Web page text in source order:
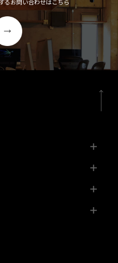
るお問い合わせはこちら